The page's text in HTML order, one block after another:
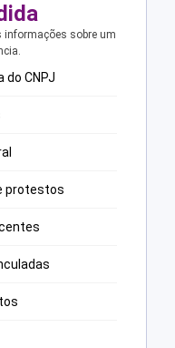
informações sobre um
CNPJ
protestos